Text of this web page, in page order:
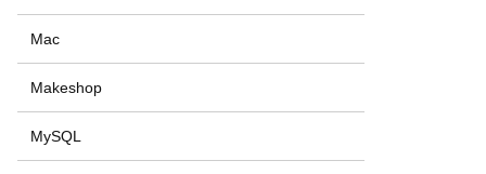
Mac
Makeshop
MySQL